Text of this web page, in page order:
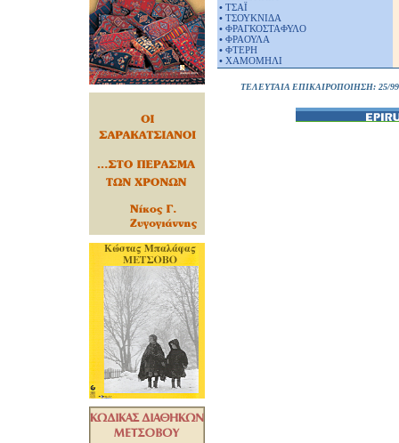
• ΤΣΑΪ
• ΤΣΟΥΚΝΙΔΑ
• ΦΡΑΓΚΟΣΤΑΦΥΛΟ
• ΦΡΑΟΥΛΑ
• ΦΤΕΡΗ
• ΧΑΜΟΜΗΛΙ
ΤΕΛΕΥΤΑΙΑ ΕΠΙΚΑΙΡΟΠΟΙΗΣΗ: 25/